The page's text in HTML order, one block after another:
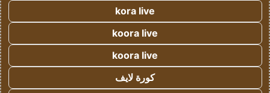
kora live
koora live
koora live
كورة لايف